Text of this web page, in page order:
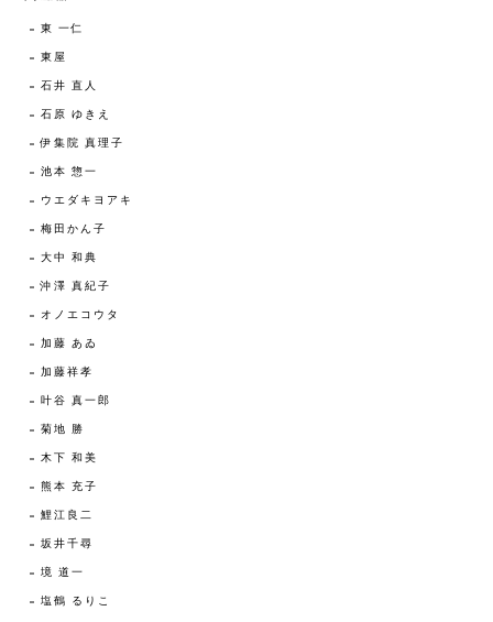
東 一仁
東屋
石井 直人
石原 ゆきえ
伊集院 真理子
池本 惣一
ウエダキヨアキ
梅田かん子
大中 和典
沖澤 真紀子
オノエコウタ
加藤 あゐ
加藤祥孝
叶谷 真一郎
菊地 勝
木下 和美
熊本 充子
鯉江良二
坂井千尋
境 道一
塩鶴 るりこ